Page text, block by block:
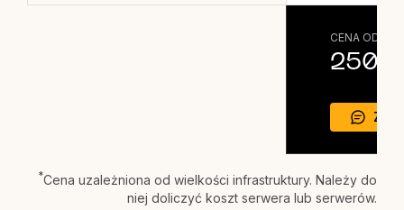
CENA OD
*Cena uzależniona od wielkości infrastruktury. Należy do
niej doliczyć koszt serwera lub serwerów.